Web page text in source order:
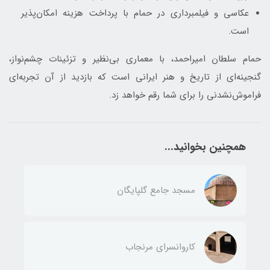
عکاسی و فیلمبرداری در حمام با پرداخت هزینه امکان‌پذیر
است.
حمام سلطان امیراحمد، با معماری بی‌نظیر و تزئینات چشم‌نواز،
گنجینه‌ای از تاریخ و هنر ایرانی است که بازدید از آن تجربه‌ای
فراموش‌نشدنی را برای شما رقم خواهد زد.
همچنین بخوانید...
مسجد جامع گلپایگان
کاروانسرای مرنجاب